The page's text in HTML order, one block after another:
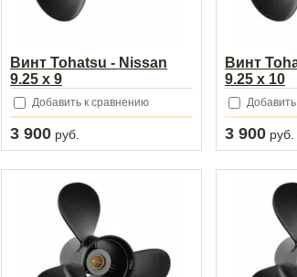
Винт Tohatsu - Nissan
9.25 x 9
Добавить к сравнению
3 900 руб.
Винт
9.25 x 10
3 900 руб.